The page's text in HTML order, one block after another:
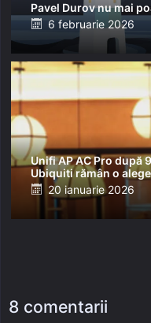
Pavel Durov nu mai
Posted
on
6 februarie 2026
Unifi AP AC Pro după
Ubiquiti rămân o
Posted
on
20 ianuarie 2026
8 comentarii